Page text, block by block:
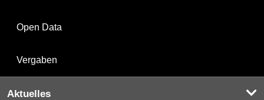
Open Data
Vergaben
Aktuelles